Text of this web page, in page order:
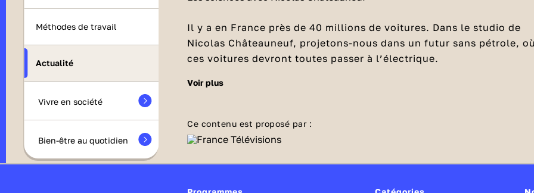
Méthodes de travail
Actualité
Vivre en société
Bien-être au quotidien
Il y a en France près de 40 millions de voitures. Dans le studio de
Nicolas Châteauneuf, projetons-nous dans un futur sans pétrole, où
ces voitures devront toutes passer à l’électrique.
Comment recharger 40 millions de voitures
En s’appuyant sur l’atome, il faudrait la production de neuf
réacteurs EPR (réacteur pressurisé européen) de nouvelle
éoliennes offshore (éolienne en mer). Autre option : il faudrait
voir plus
Ce contenu est proposé par :